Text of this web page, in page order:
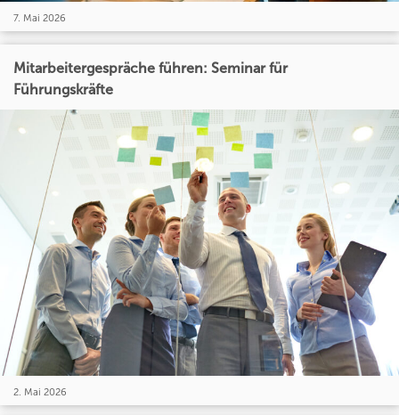
7. Mai 2026
Mitarbeitergespräche führen: Seminar für
Führungskräfte
2. Mai 2026